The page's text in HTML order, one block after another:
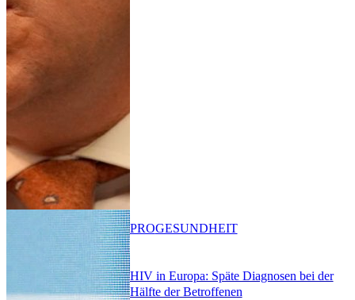
HIV in Europa: Späte Diagnosen bei der
Hälfte der Betroffenen
PROGESUNDHEIT